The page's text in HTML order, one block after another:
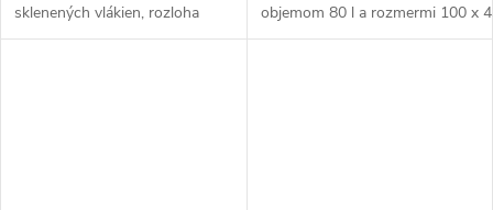
sklenených vlákien, rozloha
4m2, 4 okienka, rozmery
objemom 80 l a rozmermi 100 x
35 cm.